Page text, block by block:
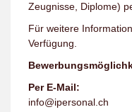
Zeugnisse, Diplome)
Für weitere
Verfügung.
Per E-Mail:
info@ipersonal.ch